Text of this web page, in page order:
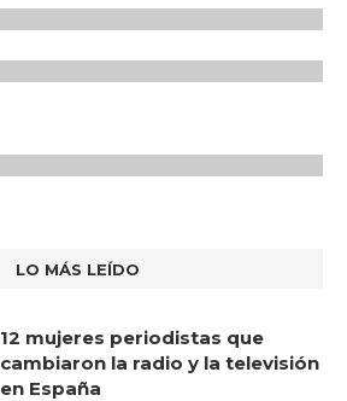
LO MÁS LEÍDO
12 mujeres periodistas que
cambiaron la radio y la televisión
en España